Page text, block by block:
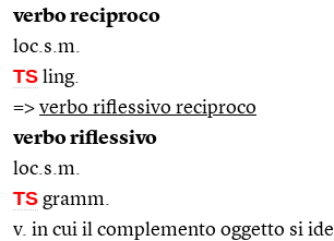
verbo reciproco
loc.s.m.
TS ling.
=> verbo riflessivo reciproco
verbo riflessivo
loc.s.m.
TS gramm.
v. in cui il complemento oggetto si